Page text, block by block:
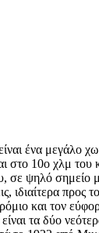
ένα μεγάλο
στο 10ο χλμ του
σε ψηλό σημείο
ιδιαίτερα
και τον
τα δύο